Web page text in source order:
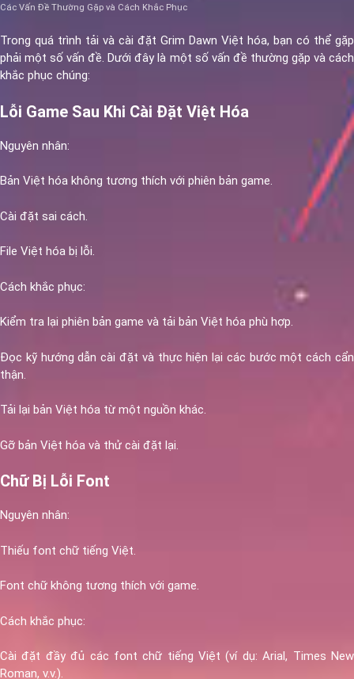
Các Vấn Đề Thường Gặp và Cách Khắc Phục
Trong quá trình tải và cài đặt Grim Dawn Việt hóa, bạn có thể gặp
phải một số vấn đề. Dưới đây là một số vấn đề thường gặp và cách
khắc phục chúng:
Lỗi Game Sau Khi Cài Đặt Việt Hóa
Nguyên nhân:
Bản Việt hóa không tương thích với phiên bản game.
Cài đặt sai cách.
File Việt hóa bị lỗi.
Cách khắc phục:
Kiểm tra lại phiên bản game và tải bản Việt hóa phù hợp.
Đọc kỹ hướng dẫn cài đặt và thực hiện lại các bước một cách cẩn
thận.
Tải lại bản Việt hóa từ một nguồn khác.
Gỡ bản Việt hóa và thử cài đặt lại.
Chữ Bị Lỗi Font
Nguyên nhân:
Thiếu font chữ tiếng Việt.
Font chữ không tương thích với game.
Cách khắc phục:
Cài đặt đầy đủ các font chữ tiếng Việt (ví dụ: Arial, Times New
Roman, v.v.).